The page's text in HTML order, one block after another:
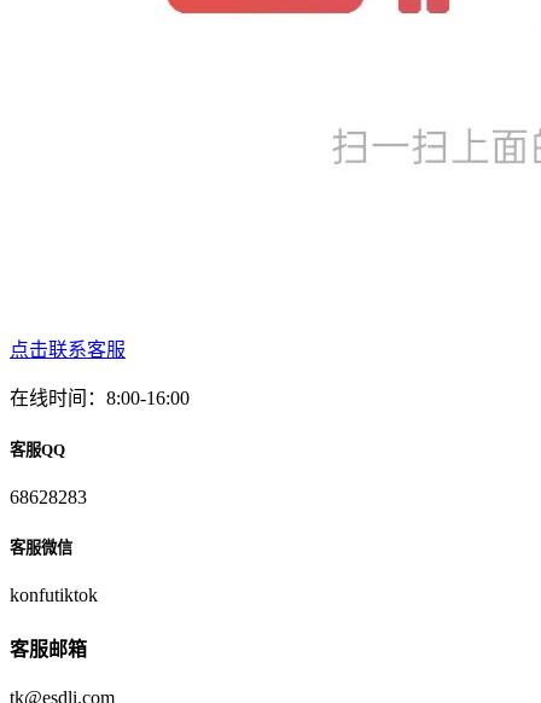
点击联系客服
在线时间：8:00-16:00
客服QQ
68628283
客服微信
konfutiktok
客服邮箱
tk@esdli.com